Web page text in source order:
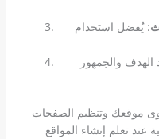
: يُفضل استخدام Chrome أو Firefox
الهدف والجمهور
موقعك وتنظيم الصفحات